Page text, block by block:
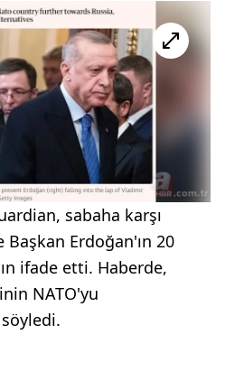
sabaha karşı
Başkan Erdoğan'ın 20
ifade etti. Haberde,
NATO'yu